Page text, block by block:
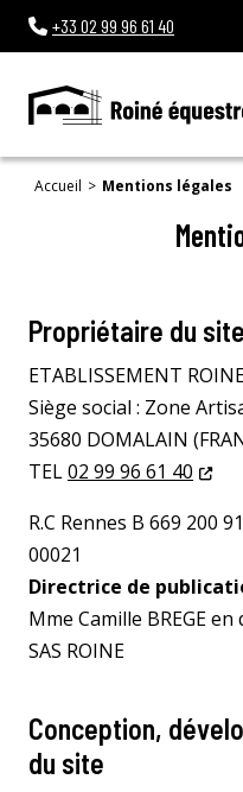
+33 02 99 96 61 40
Accueil > Mentions légales
Propriétaire du
ETABLISSEMENT
Siège social : Zone
35680 DOMALAIN
TEL02 99 96 61 40
R.C Rennes B 669 200
00021
Directrice de
Mme Camille BREGE
SAS ROINE
Conception,
du site